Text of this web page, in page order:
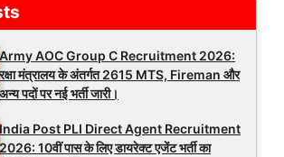
Army AOC Group C Recruitment 2026:
रक्षा मंत्रालय के अंतर्गत 2615 MTS, Fireman और
अन्य पदों पर नई भर्ती जारी।
India Post PLI Direct Agent Recruitment
2026: 10वीं पास के लिए डायरेक्ट एजेंट भर्ती का